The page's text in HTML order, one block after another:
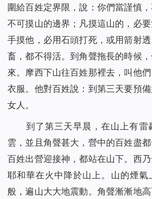
圍給百姓定界限，說：你們當謹慎
不可摸山的邊界；凡摸這山的，必
手摸他，必用石頭打死，或用箭射
畜，都不得活。到角聲拖長的時候
來。摩西下山往百姓那裡去，叫他
衣服。他對百姓說：到第三天要預
女人。
到了第三天早晨，在山上有雷
雲，並且角聲甚大，營中的百姓盡
百姓出營迎接神，都站在山下。西
耶和華在火中降於山上。山的煙氣
般，遍山大大地震動。角聲漸漸地